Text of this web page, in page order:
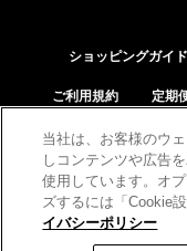
税込 8,800 円
ショッピングガイド
ご利用規約 定期
個人情報保護方
品質と安全への取り
当社は、お客様のウ
しコンテンツや広告
使用しています。オ
ズするには「Cookie
イバシーポリシー